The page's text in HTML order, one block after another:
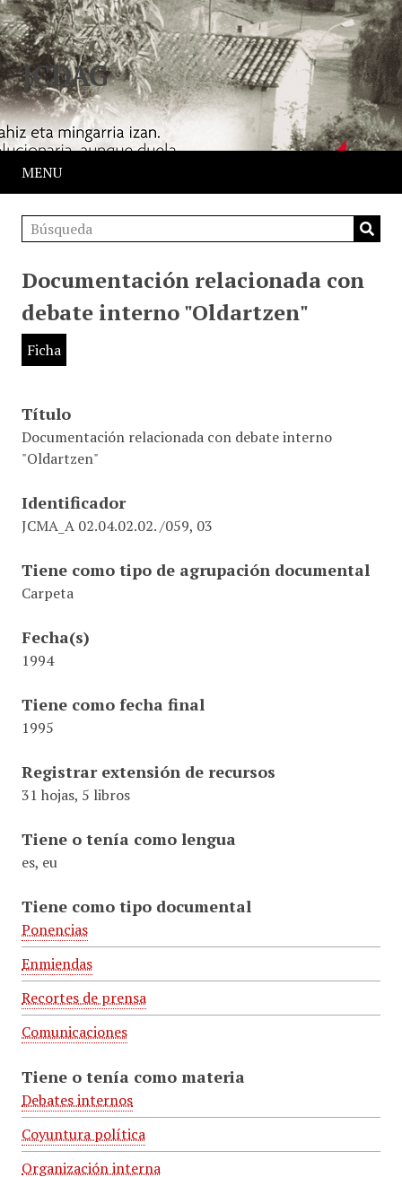
JCDAG
MENU
Documentación relacionada con
debate interno "Oldartzen"
Ficha
Título
Documentación relacionada con debate interno
"Oldartzen"
Identificador
JCMA_A 02.04.02.02. /059, 03
Tiene como tipo de agrupación documental
Carpeta
Fecha(s)
1994
Tiene como fecha final
1995
Registrar extensión de recursos
31 hojas, 5 libros
Tiene o tenía como lengua
es, eu
Tiene como tipo documental
Ponencias
Enmiendas
Recortes de prensa
Comunicaciones
Tiene o tenía como materia
Debates internos
Coyuntura política
Organización interna